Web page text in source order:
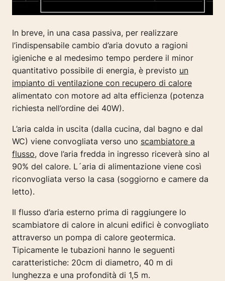
In breve, in una casa passiva, per realizzare
l’indispensabile cambio d’aria dovuto a ragioni
igieniche e al medesimo tempo perdere il minor
quantitativo possibile di energia, è previsto un
impianto di ventilazione con recupero di calore
alimentato con motore ad alta efficienza (potenza
richiesta nell’ordine dei 40W).
L’aria calda in uscita (dalla cucina, dal bagno e dal
WC) viene convogliata verso uno scambiatore a
flusso, dove l’aria fredda in ingresso riceverà sino al
90% del calore. L´aria di alimentazione viene così
riconvogliata verso la casa (soggiorno e camere da
letto).
Il flusso d’aria esterno prima di raggiungere lo
scambiatore di calore in alcuni edifici è convogliato
attraverso un pompa di calore geotermica.
Tipicamente le tubazioni hanno le seguenti
caratteristiche: 20cm di diametro, 40 m di
lunghezza e una profondità di 1,5 m.